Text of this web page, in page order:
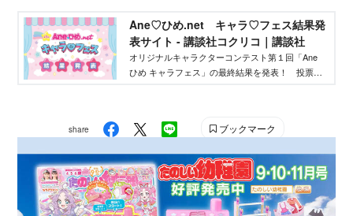
作りたいクリエイターを応援するイベントです！
Ane♡ひめ.net キャラ♡フェス結果発
表サイト - 講談社コクリコ｜講談社
オリジナルキャラクターコンテスト第１回「Ane
ひめ キャラフェス」の最終結果を発表！ 投票結
share ブックマーク